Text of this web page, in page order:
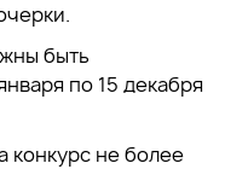
быть
по 15 декабря
конкурс не более